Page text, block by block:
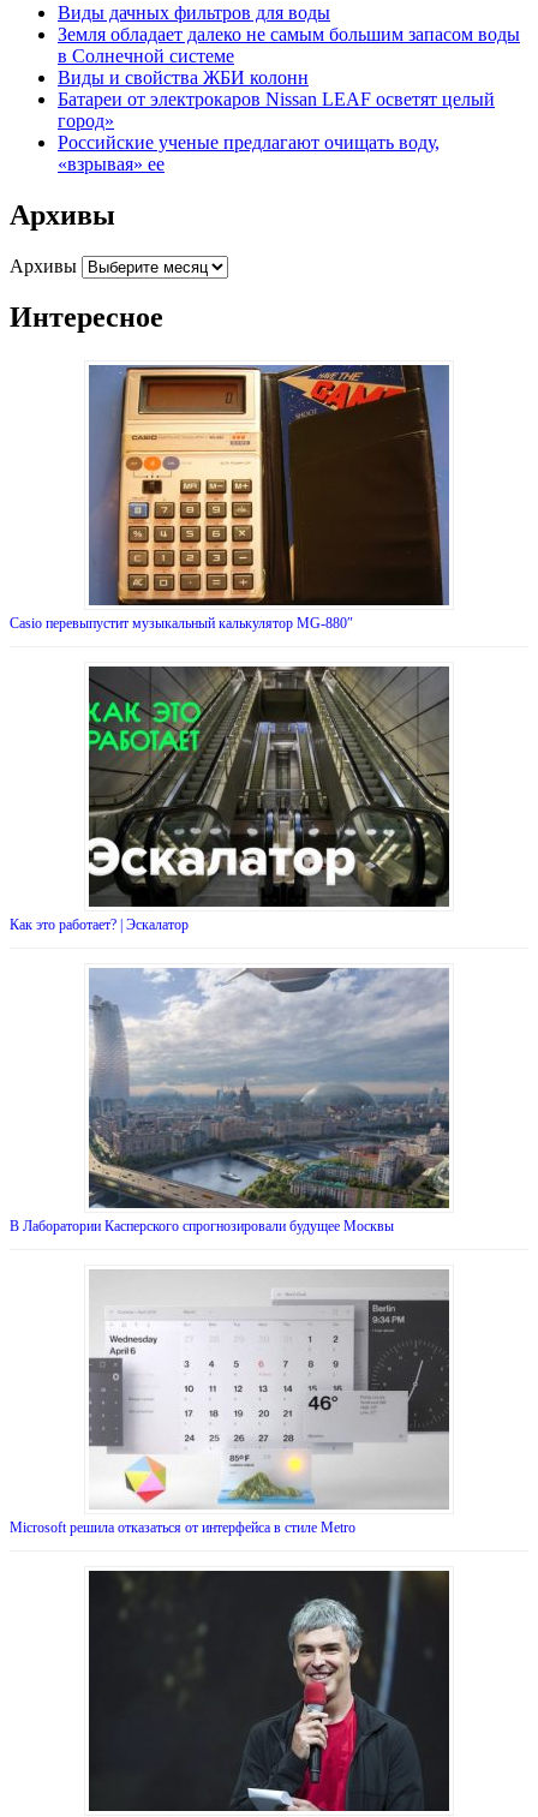
Виды дачных фильтров для воды
Земля обладает далеко не самым большим запасом воды
в Солнечной системе
Виды и свойства ЖБИ колонн
Батареи от электрокаров Nissan LEAF осветят целый
город»
Российские ученые предлагают очищать воду,
«взрывая» ее
Архивы
Архивы
Интересное
Casio перевыпустит музыкальный калькулятор MG-880″
Как это работает? | Эскалатор
В Лаборатории Касперского спрогнозировали будущее Москвы
Microsoft решила отказаться от интерфейса в стиле Metro